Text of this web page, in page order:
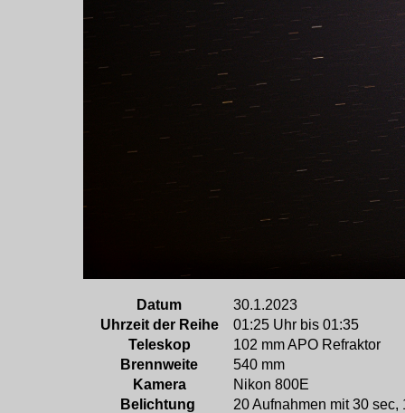
Datum
30.1.2023
Uhrzeit der Reihe
01:25 Uhr bis 01:35
Teleskop
102 mm APO Refraktor
Brennweite
540 mm
Kamera
Nikon 800E
Belichtung
20 Aufnahmen mit 30 sec,